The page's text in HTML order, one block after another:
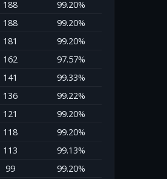
188
99.20%
188
99.20%
181
99.20%
162
97.57%
141
99.33%
136
99.22%
121
99.20%
118
99.20%
113
99.13%
99
99.20%